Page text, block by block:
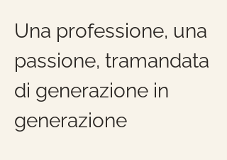
Una professione, una
passione, tramandata
di generazione in
generazione